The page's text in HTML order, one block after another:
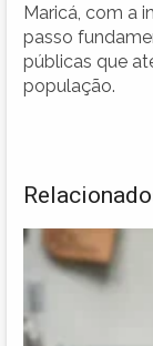
Maricá, com a
passo
públicas que
população.